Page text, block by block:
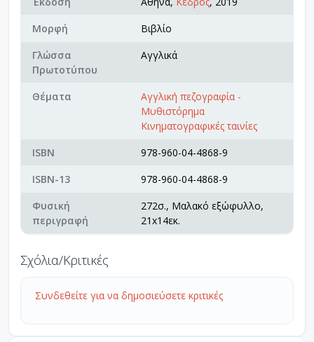
Μορφή
Βιβλίο
Γλώσσα
Πρωτοτύπου
Αγγλικά
Θέματα
Αγγλική πεζογραφία -
Μυθιστόρημα
Κινηματογραφικές ταινίες
ISBN
978-960-04-4868-9
ISBN-13
978-960-04-4868-9
Φυσική
περιγραφή
272σ., Μαλακό εξώφυλλο,
21x14εκ.
Σχόλια/Κριτικές
Συνδεθείτε για να δημοσιεύσετε κριτικές